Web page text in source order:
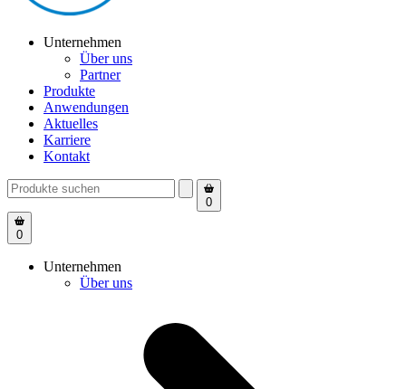
Unternehmen
Über uns
Partner
Produkte
Anwendungen
Aktuelles
Karriere
Kontakt
0
0
Unternehmen
Über uns